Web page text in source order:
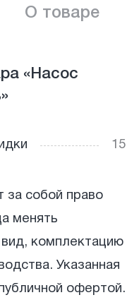
О товаре
«Насос
15
за собой право
менять
комплектацию
Указанная
офертой.